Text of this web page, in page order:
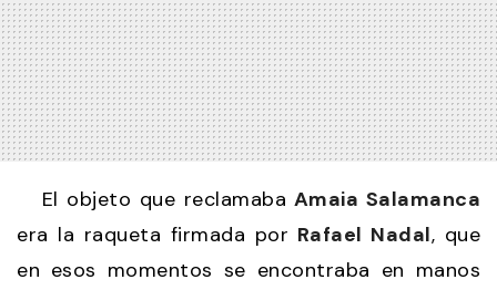
El objeto que reclamaba Amaia Salamanca
era la raqueta firmada por Rafael Nadal, que
en esos momentos se encontraba en manos